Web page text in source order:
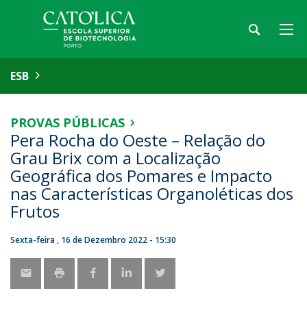
ESB
PROVAS PÚBLICAS
Pera Rocha do Oeste – Relação do
Grau Brix com a Localização
Geográfica dos Pomares e Impacto
nas Características Organoléticas dos
Frutos
Sexta-feira , 16 de Dezembro 2022 - 15:30